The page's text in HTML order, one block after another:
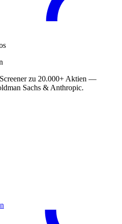
zu 20.000+ Aktien —
Sachs & Anthropic.